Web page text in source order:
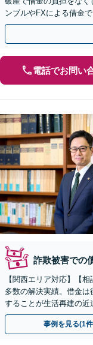
ンブルやFXによる借金
をサポート」【休日・夜
電話でお問い
詐欺被害での
【関西エリア対応】【
多数の解決実績。借金
することが生活再建の
談を。
事例を見る(1